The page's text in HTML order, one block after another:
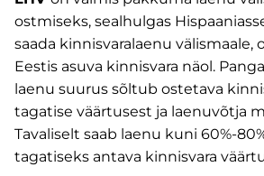
ostmiseks, sealhulgas
saada kinnisvaralaenu välismaale,
Eestis asuva kinnisvara näol.
laenu suurus sõltub ostetava
tagatise väärtusest ja laenuvõtja
Tavaliselt saab laenu kuni 60%-
tagatiseks antava kinnisvara